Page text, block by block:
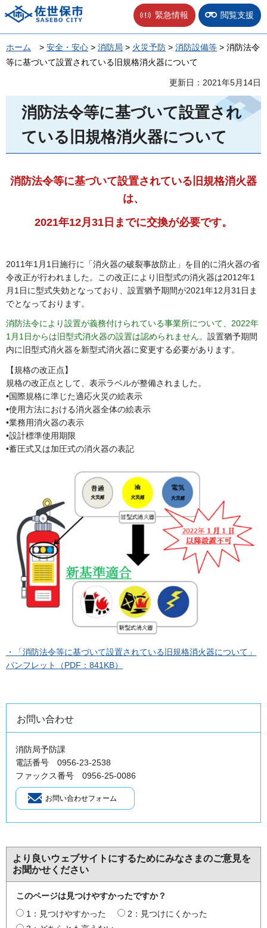
佐世保市 緊急情報 閲覧支援
ホーム > 安全・安心 > 消防局 > 火災予防 > 消防設備等 > 消防法令
等に基づいて設置されている旧規格消火器について
更新日：2021年5月14日
消防法令等に基づいて設置され
ている旧規格消火器について
消防法令等に基づいて設置されている旧規格消火器
は、
2021年12月31日までに交換が必要です。
2011年1月1日施行に「消火器の破裂事故防止」を目的に消火器の省
令改正が行われました。この改正により旧型式の消火器は2012年1
月1日に型式失効となっており、設置猶予期間が2021年12月31日ま
でとなっております。
消防法令により設置が義務付けられている事業所について、2022年
1月1日からは旧型式消火器の設置は認められません。 設置猶予期間
内に旧型式消火器を新型式消火器に変更する必要があります。
【規格の改正点】
規格の改正点として、表示ラベルが整備されました。
•国際規格に準じた適応火災の絵表示
•使用方法における消火器全体の絵表示
•業務用消火器の表示
•設計標準使用期限
•蓄圧式又は加圧式の消火器の表記
・「消防法令等に基づいて設置されている旧規格消火器について」
パンフレット（PDF：841KB）
お問い合わせ
消防局予防課
電話番号 0956-23-2538
ファックス番号 0956-25-0086
より良いウェブサイトにするためにみなさまのご意見を
お聞かせください
このページは見つけやすかったですか？
1：見つけやすかった
2：見つけにくかった